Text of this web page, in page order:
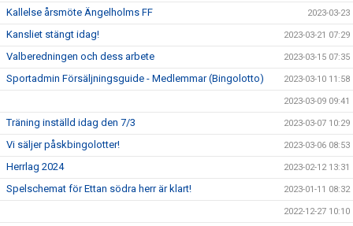
Kallelse årsmöte Ängelholms FF 2023-03-23
Kansliet stängt idag! 2023-03-21 07:29
Valberedningen och dess arbete 2023-03-15 07:35
Sportadmin Försäljningsguide - Medlemmar (Bingolotto) 2023-03-10 11:58
2023-03-09 09:41
Träning inställd idag den 7/3 2023-03-07 10:29
Vi säljer påskbingolotter! 2023-03-06 08:53
Herrlag 2024 2023-02-12 13:31
Spelschemat för Ettan södra herr är klart! 2023-01-11 08:32
2022-12-27 10:10